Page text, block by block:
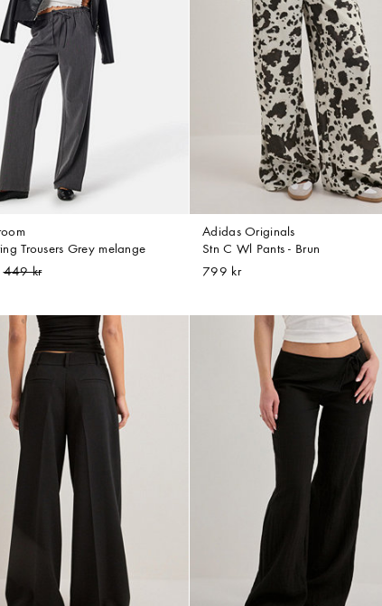
Trousers Grey melange
Adidas Originals
Stn C Wl Pants - Brun
799 kr